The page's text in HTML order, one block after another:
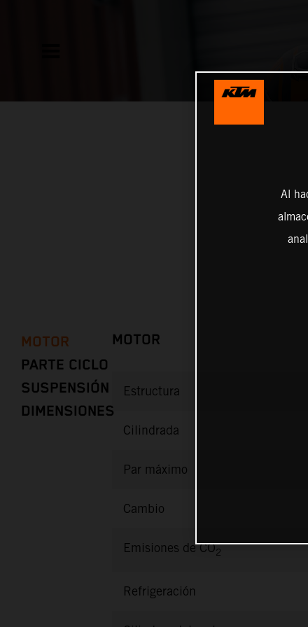
MOTOR
PARTE CICLO
SUSPENSIÓN
DIMENSIONES
MOTOR
Estructura
Cilindrada
Par máximo
Cambio
Emisiones de CO2
Refrigeración
Al